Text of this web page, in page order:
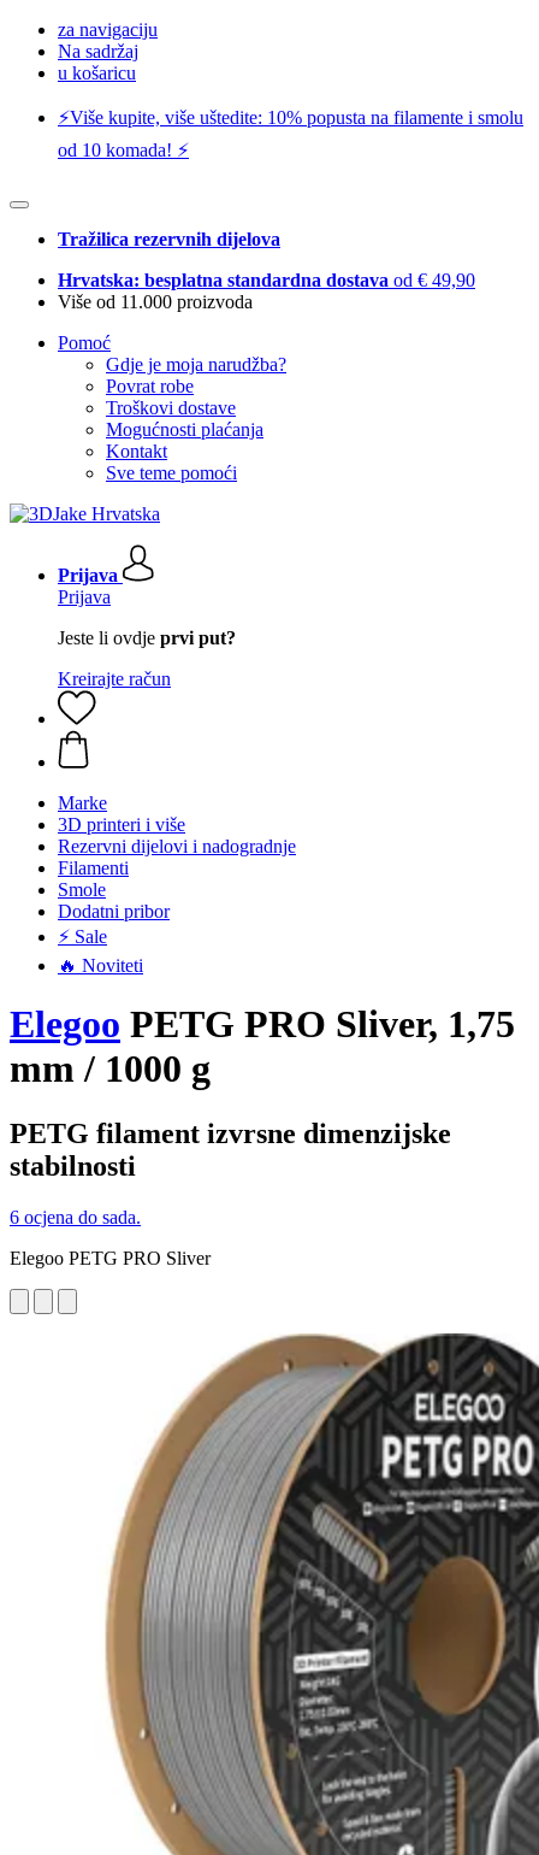
za navigaciju
Na sadržaj
u košaricu
⚡️Više kupite, više uštedite: 10% popusta na filamente i smolu
od 10 komada! ⚡️
Tražilica rezervnih dijelova
Hrvatska: besplatna standardna dostava od € 49,90
Više od 11.000 proizvoda
Pomoć
Gdje je moja narudžba?
Povrat robe
Troškovi dostave
Mogućnosti plaćanja
Kontakt
Sve teme pomoći
Prijava
Prijava
Jeste li ovdje prvi put?
Kreirajte račun
Marke
3D printeri i više
Rezervni dijelovi i nadogradnje
Filamenti
Smole
Dodatni pribor
⚡ Sale
🔥 Noviteti
Elegoo PETG PRO Sliver, 1,75
mm / 1000 g
PETG filament izvrsne dimenzijske
stabilnosti
6 ocjena do sada.
Elegoo PETG PRO Sliver